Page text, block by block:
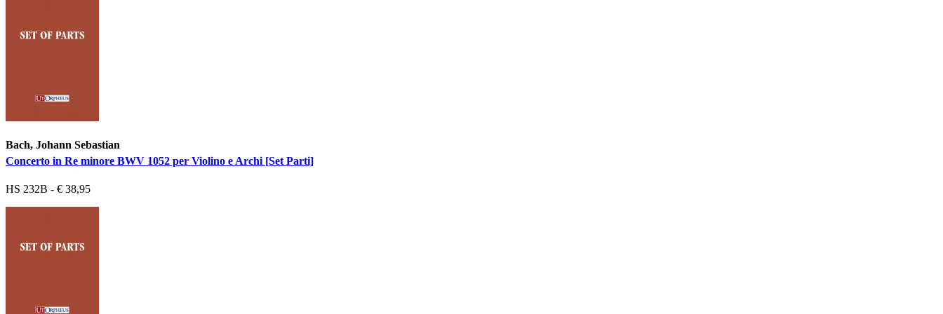
Bach, Johann Sebastian
Concerto in Re minore BWV 1052 per Violino e Archi [Set Parti]
HS 232B - € 38,95